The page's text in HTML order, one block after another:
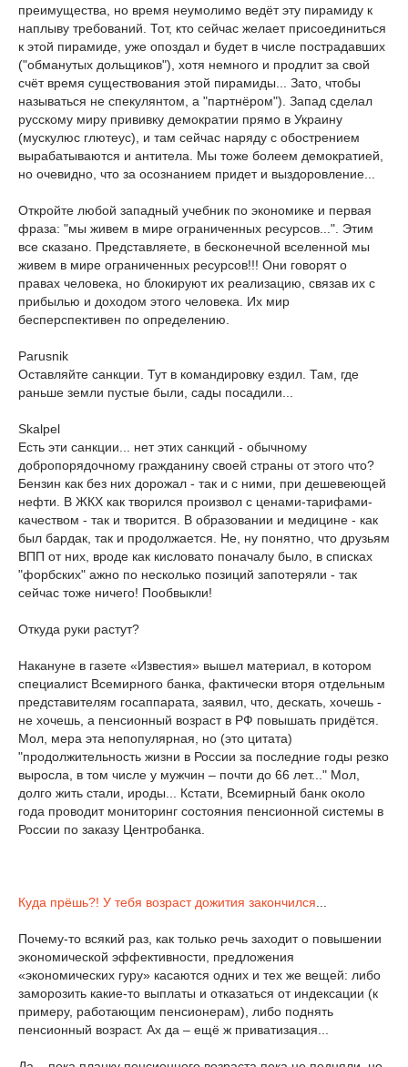
преимущества, но время неумолимо ведёт эту пирамиду к
наплыву требований. Тот, кто сейчас желает присоединиться
к этой пирамиде, уже опоздал и будет в числе пострадавших
("обманутых дольщиков"), хотя немного и продлит за свой
счёт время существования этой пирамиды... Зато, чтобы
называться не спекулянтом, а "партнёром"). Запад сделал
русскому миру прививку демократии прямо в Украину
(мускулюс глютеус), и там сейчас наряду с обострением
вырабатываются и антитела. Мы тоже болеем демократией,
но очевидно, что за осознанием придет и выздоровление...
Откройте любой западный учебник по экономике и первая
фраза: "мы живем в мире ограниченных ресурсов...". Этим
все сказано. Представляете, в бесконечной вселенной мы
живем в мире ограниченных ресурсов!!! Они говорят о
правах человека, но блокируют их реализацию, связав их с
прибылью и доходом этого человека. Их мир
бесперспективен по определению.
Parusnik
Оставляйте санкции. Тут в командировку ездил. Там, где
раньше земли пустые были, сады посадили...
Skalpel
Есть эти санкции... нет этих санкций - обычному
добропорядочному гражданину своей страны от этого что?
Бензин как без них дорожал - так и с ними, при дешевеющей
нефти. В ЖКХ как творился произвол с ценами-тарифами-
качеством - так и творится. В образовании и медицине - как
был бардак, так и продолжается. Не, ну понятно, что друзьям
ВПП от них, вроде как кисловато поначалу было, в списках
"форбских" ажно по несколько позиций запотеряли - так
сейчас тоже ничего! Пообвыкли!
Откуда руки растут?
Накануне в газете «Известия» вышел материал, в котором
специалист Всемирного банка, фактически вторя отдельным
представителям госаппарата, заявил, что, дескать, хочешь -
не хочешь, а пенсионный возраст в РФ повышать придётся.
Мол, мера эта непопулярная, но (это цитата)
"продолжительность жизни в России за последние годы резко
выросла, в том числе у мужчин – почти до 66 лет..." Мол,
долго жить стали, ироды... Кстати, Всемирный банк около
года проводит мониторинг состояния пенсионной системы в
России по заказу Центробанка.
Куда прёшь?! У тебя возраст дожития закончился
Почему-то всякий раз, как только речь заходит о повышении
экономической эффективности, предложения
«экономических гуру» касаются одних и тех же вещей: либо
заморозить какие-то выплаты и отказаться от индексации (к
примеру, работающим пенсионерам), либо поднять
пенсионный возраст. Ах да – ещё ж приватизация...